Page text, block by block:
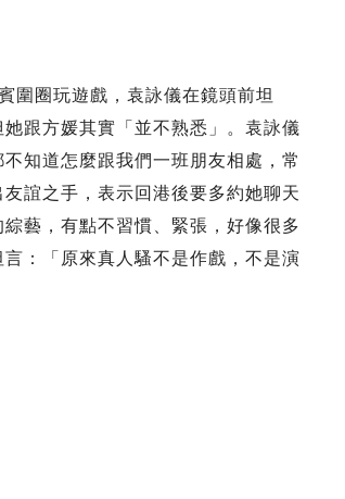
圍圈玩遊戲，袁詠儀在鏡頭前坦
跟方媛其實「並不熟悉」。袁詠儀
知道怎麼跟我們一班朋友相處，常
誼之手，表示回港後要多約她聊天
藝，有點不習慣、緊張，好像很多
：「原來真人騷不是作戲，不是演